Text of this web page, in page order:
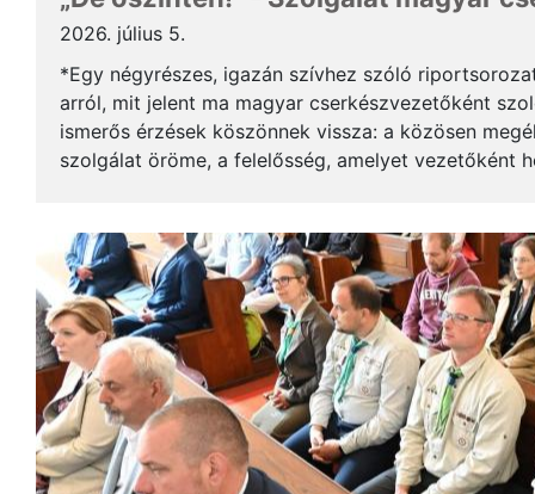
2026. július 5.
*Egy négyrészes, igazán szívhez szóló
arról, mit jelent ma magyar cserkészvezetőként
ismerős érzések köszönnek vissza: a közösen
szolgálat öröme, a felelősség, amelyet vezetőként